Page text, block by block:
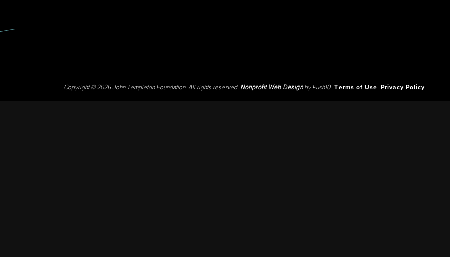
Copyright © 2026 John Templeton Foundation. All rights reserved. Nonprofit Web Designby Push10. Terms of Use Privacy Policy